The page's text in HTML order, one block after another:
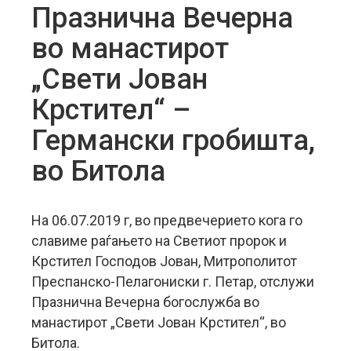
Празнична Вечерна
во манастирот
„Свети Јован
Крстител“ –
Германски гробишта,
во Битола
На 06.07.2019 г, во предвечерието кога го
славиме раѓањето на Светиот пророк и
Крстител Господов Јован, Митрополитот
Преспанско-Пелагониски г. Петар, отслужи
Празнична Вечерна богослужба во
манастирот „Свети Јован Крстител“, во
Битола.